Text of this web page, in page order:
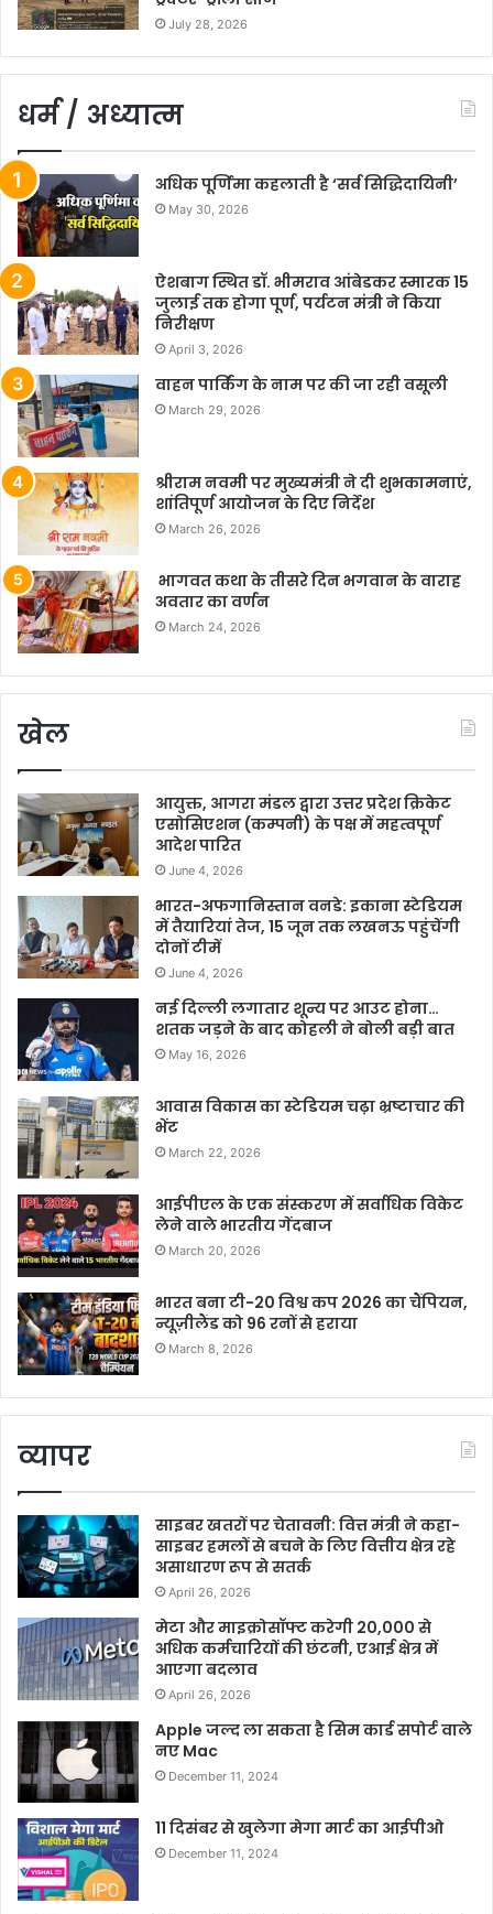
July 28, 2026
धर्म / अध्यात्म
अधिक पूर्णिमा कहलाती है ‘सर्व सिद्धिदायिनी’
May 30, 2026
ऐशबाग स्थित डॉ. भीमराव आंबेडकर स्मारक 15
जुलाई तक होगा पूर्ण, पर्यटन मंत्री ने किया
निरीक्षण
April 3, 2026
वाहन पार्किंग के नाम पर की जा रही वसूली
March 29, 2026
श्रीराम नवमी पर मुख्यमंत्री ने दी शुभकामनाएं,
शांतिपूर्ण आयोजन के दिए निर्देश
March 26, 2026
भागवत कथा के तीसरे दिन भगवान के वाराह
अवतार का वर्णन
March 24, 2026
खेल
आयुक्त, आगरा मंडल द्वारा उत्तर प्रदेश क्रिकेट
एसोसिएशन (कम्पनी) के पक्ष में महत्वपूर्ण
आदेश पारित
June 4, 2026
भारत-अफगानिस्तान वनडे: इकाना स्टेडियम
में तैयारियां तेज, 15 जून तक लखनऊ पहुंचेंगी
दोनों टीमें
June 4, 2026
नई दिल्ली लगातार शून्य पर आउट होना…
शतक जड़ने के बाद कोहली ने बोली बड़ी बात
May 16, 2026
आवास विकास का स्टेडियम चढ़ा भ्रष्टाचार की
भेंट
March 22, 2026
आईपीएल के एक संस्करण में सर्वाधिक विकेट
लेने वाले भारतीय गेंदबाज
March 20, 2026
भारत बना टी-20 विश्व कप 2026 का चैंपियन,
न्यूज़ीलैंड को 96 रनों से हराया
March 8, 2026
व्यापर
साइबर खतरों पर चेतावनी: वित्त मंत्री ने कहा-
साइबर हमलों से बचने के लिए वित्तीय क्षेत्र रहे
असाधारण रूप से सतर्क
April 26, 2026
मेटा और माइक्रोसॉफ्ट करेगी 20,000 से
अधिक कर्मचारियों की छंटनी, एआई क्षेत्र में
आएगा बदलाव
April 26, 2026
Apple जल्द ला सकता है सिम कार्ड सपोर्ट वाले
नए Mac
December 11, 2024
11 दिसंबर से खुलेगा मेगा मार्ट का आईपीओ
December 11, 2024